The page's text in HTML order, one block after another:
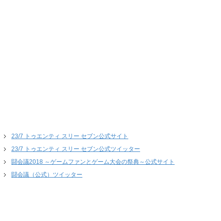
23/7 トゥエンティ スリー セブン公式サイト
23/7 トゥエンティ スリー セブン公式ツイッター
闘会議2018 ～ゲームファンとゲーム大会の祭典～公式サイト
闘会議（公式）ツイッター